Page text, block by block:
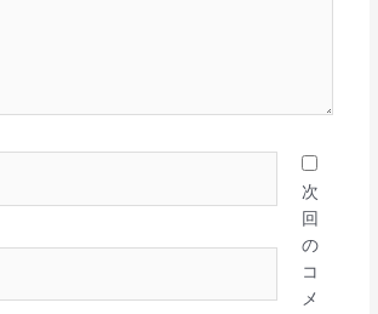
次
回
の
コ
メ